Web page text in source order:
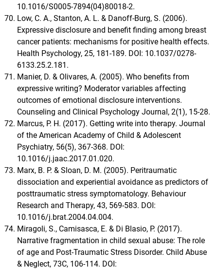
10.1016/S0005-7894(04)80018-2.
Low, C. A., Stanton, A. L. & Danoff-Burg, S. (2006).
Expressive disclosure and benefit finding among breast
cancer patients: mechanisms for positive health effects.
Health Psychology, 25, 181-189. DOI: 10.1037/0278-
6133.25.2.181.
Manier, D. & Olivares, A. (2005). Who benefits from
expressive writing? Moderator variables affecting
outcomes of emotional disclosure interventions.
Counseling and Clinical Psychology Journal, 2(1), 15-28.
Marcus, P. H. (2017). Getting write into therapy. Journal
of the American Academy of Child & Adolescent
Psychiatry, 56(5), 367-368. DOI:
10.1016/j.jaac.2017.01.020.
Marx, B. P. & Sloan, D. M. (2005). Peritraumatic
dissociation and experiential avoidance as predictors of
posttraumatic stress symptomatology. Behaviour
Research and Therapy, 43, 569-583. DOI:
10.1016/j.brat.2004.04.004.
Miragoli, S., Camisasca, E. & Di Blasio, P. (2017).
Narrative fragmentation in child sexual abuse: The role
of age and Post-Traumatic Stress Disorder. Child Abuse
& Neglect, 73C, 106-114. DOI: